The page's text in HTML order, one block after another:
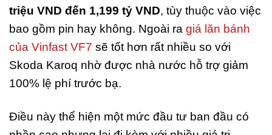
triệu VND đến 1,199 tỷ VND, tùy thuộc vào việc
bao gồm pin hay không. Ngoài ra giá lăn bánh
của Vinfast VF7 sẽ tốt hơn rất nhiều so với
Skoda Karoq nhờ được nhà nước hỗ trợ giảm
100% lệ phí trước bạ.
Điều này thể hiện một mức đầu tư ban đầu có